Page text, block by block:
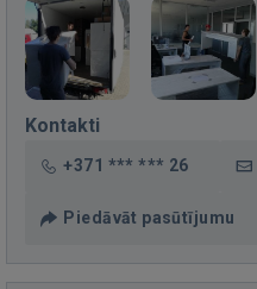
Kontakti
+371 *** *** 26
Piedāvāt pasūtījumu